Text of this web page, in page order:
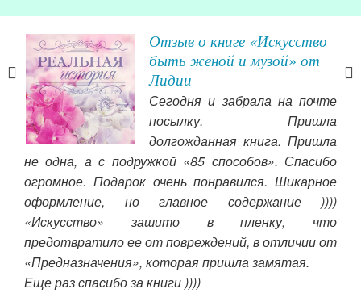
Отзыв о книге «Искусство
быть женой и музой» от
Лидии
Сегодня и забрала на почте
посылку. Пришла
долгожданная книга. Пришла
не одна, а с подружкой «85 способов». Спасибо
огромное. Подарок очень понравился. Шикарное
оформление, но главное содержание ))))
«Искусство» зашито в пленку, что
предотвратило ее от повреждений, в отличии от
«Предназначения», которая пришла замятая.
Еще раз спасибо за книги ))))